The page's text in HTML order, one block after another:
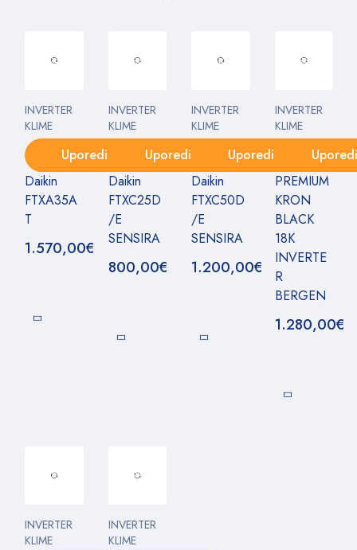
INVERTER
KLIME
Uporedi
Daikin
FTXA35A
T
1.570,00€
INVERTER
KLIME
Uporedi
Daikin
FTXC25D
/E
SENSIRA
800,00€
INVERTER
KLIME
Uporedi
Daikin
FTXC50D
/E
SENSIRA
1.200,00€
INVERTER
KLIME
Uporedi
PREMIUM
KRON
BLACK
18K
INVERTE
R
BERGEN
1.280,00€
INVERTER
KLIME
INVERTER
KLIME